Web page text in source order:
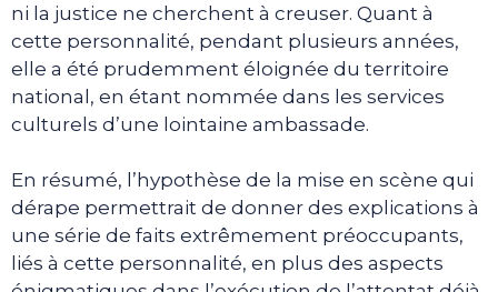
ni la justice ne cherchent à creuser. Quant à
cette personnalité, pendant plusieurs années,
elle a été prudemment éloignée du territoire
national, en étant nommée dans les services
culturels d’une lointaine ambassade.
En résumé, l’hypothèse de la mise en scène qui
dérape permettrait de donner des explications à
une série de faits extrêmement préoccupants,
liés à cette personnalité, en plus des aspects